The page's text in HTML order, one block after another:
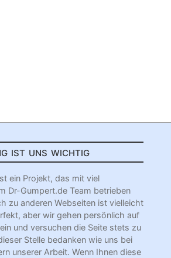
ist uns wichtig
ein Projekt, das mit viel
Dr-Gumpert.de Team betrieben
zu anderen Webseiten ist vielleicht
aber wir gehen persönlich auf
und versuchen die Seite stets zu
Stelle bedanken wie uns bei
unserer Arbeit. Wenn Ihnen diese